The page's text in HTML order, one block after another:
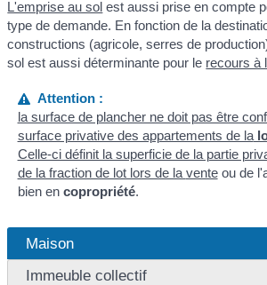
L'emprise au sol est aussi prise en compte
type de demande. En fonction de la
constructions (agricole, serres de
sol est aussi déterminante pour le recours à
Attention :
la surface de plancher ne doit pas être
surface privative des appartements de la
Celle-ci définit la superficie de la partie
de la fraction de lot lors de la venteou de
bien en copropriété.
Maison
Immeuble collectif